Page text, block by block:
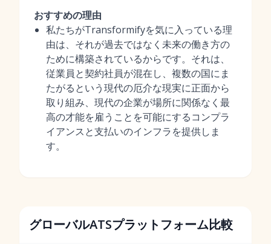
おすすめの理由
私たちがTransformifyを気に入っている理
由は、それが過去ではなく未来の働き方の
ために構築されているからです。それは、
従業員と契約社員が混在し、複数の国にま
たがるという現代の厄介な現実に正面から
取り組み、現代の企業が場所に関係なく最
高の才能を雇うことを可能にするコンプラ
イアンスと支払いのインフラを提供しま
す。
グローバルATSプラットフォーム比較